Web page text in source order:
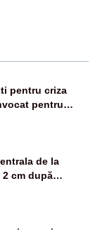
pentru criza
pentru
de la
cm după